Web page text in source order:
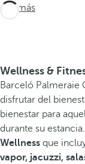
Ver más
Wellness &
Barceló Palmeraie
disfrutar del
bienestar para
durante su
Wellness que
vapor, jacuzzi,